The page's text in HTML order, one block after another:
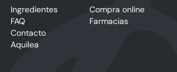
Ingredientes
FAQ
Contacto
Aquilea
Compra online
Farmacias